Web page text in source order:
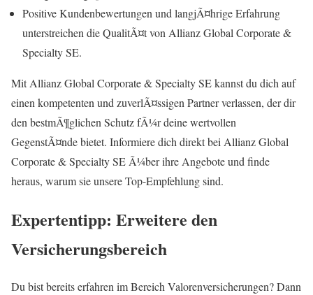
Positive Kundenbewertungen und langjÃ¤hrige Erfahrung
unterstreichen die QualitÃ¤t von Allianz Global Corporate &
Specialty SE.
Mit Allianz Global Corporate & Specialty SE kannst du dich auf
einen kompetenten und zuverlÃ¤ssigen Partner verlassen, der dir
den bestmÃ¶glichen Schutz fÃ¼r deine wertvollen
GegenstÃ¤nde bietet. Informiere dich direkt bei Allianz Global
Corporate & Specialty SE Ã¼ber ihre Angebote und finde
heraus, warum sie unsere Top-Empfehlung sind.
Expertentipp: Erweitere den
Versicherungsbereich
Du bist bereits erfahren im Bereich Valorenversicherungen? Dann